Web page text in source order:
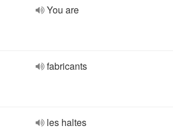
You are
fabricants
les haltes